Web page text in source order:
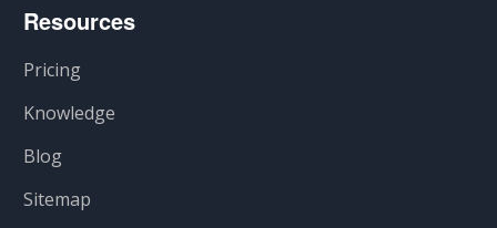
Resources
Pricing
Knowledge
Blog
Sitemap